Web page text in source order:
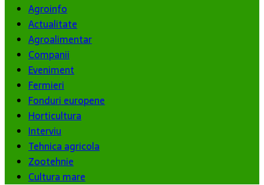
Agroinfo
Actualitate
Agroalimentar
Companii
Eveniment
Fermieri
Fonduri europene
Horticultura
Interviu
Tehnica agricola
Zootehnie
Cultura mare